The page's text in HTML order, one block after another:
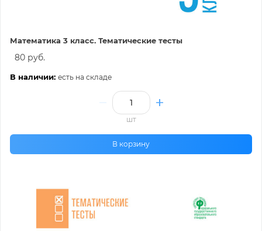
Математика 3 класс. Тематические тесты
80 руб.
В наличии: есть на складе
шт
В корзину